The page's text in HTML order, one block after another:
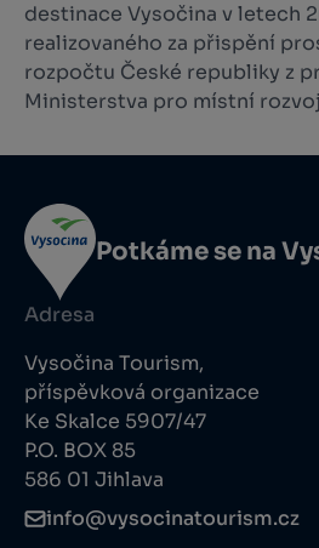
destinace Vysočina v letech
realizovaného za přispění
rozpočtu České republiky z
Ministerstva pro místní
Potkáme se na
Adresa
Vysočina Tourism,
příspěvková organizace
Ke Skalce 5907/47
P.O. BOX 85
586 01 Jihlava
info@vysocinatourism.cz